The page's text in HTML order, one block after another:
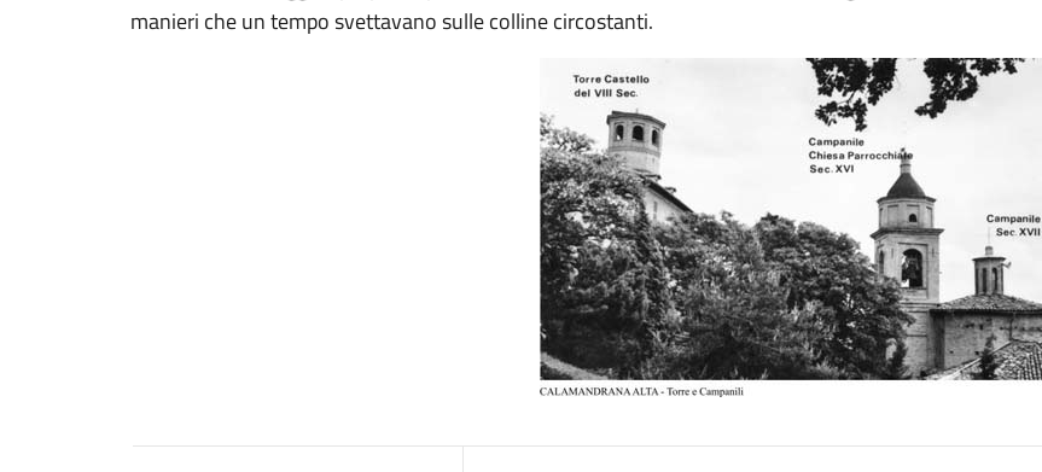
manieri che un tempo svettavano sulle colline circostanti.